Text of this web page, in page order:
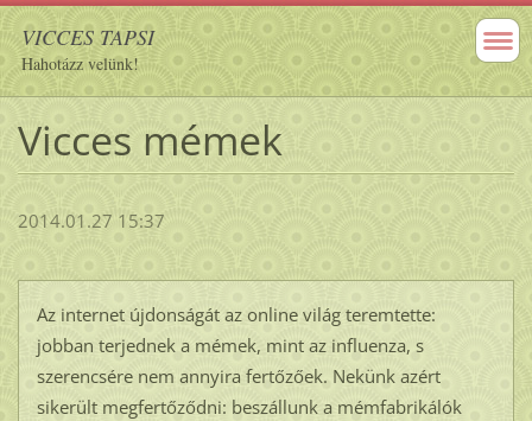
VICCES TAPSI
Hahotázz velünk!
Vicces mémek
2014.01.27 15:37
Az internet újdonságát az online világ teremtette:
jobban terjednek a mémek, mint az influenza, s
szerencsére nem annyira fertőzőek. Nekünk azért
sikerült megfertőződni: beszállunk a mémfabrikálók